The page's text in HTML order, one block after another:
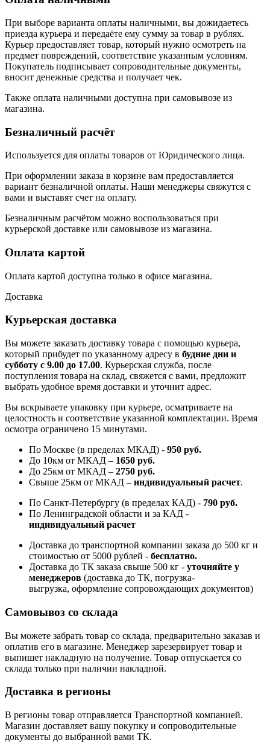
При выборе варианта оплаты наличными, вы дожидаетесь
приезда курьера и передаёте ему сумму за товар в рублях.
Курьер предоставляет товар, который нужно осмотреть на
предмет повреждений, соответствие указанным условиям.
Покупатель подписывает сопроводительные документы,
вносит денежные средства и получает чек.
Также оплата наличными доступна при самовывозе из
магазина.
Безналичный расчёт
Используется для оплаты товаров от Юридического лица.
При оформлении заказа в корзине вам предоставляется
вариант безналичной оплаты. Наши менеджеры свяжутся с
вами и выставят счет на оплату.
Безналичным расчётом можно воспользоваться при
курьерской доставке или самовывозе из магазина.
Оплата картой
Оплата картой доступна только в офисе магазина.
Доставка
Курьерская доставка
Вы можете заказать доставку товара с помощью курьера,
который прибудет по указанному адресу в будние дни и
субботу с 9.00 до 17.00. Курьерская служба, после
поступления товара на склад, свяжется с вами, предложит
выбрать удобное время доставки и уточнит адрес.
Вы вскрываете упаковку при курьере, осматриваете на
целостность и соответствие указанной комплектации. Время
осмотра ограничено 15 минутами.
По Москве (в пределах МКАД) - 950 руб.
До 10км от МКАД – 1650 руб.
До 25км от МКАД – 2750 руб.
Свыше 25км от МКАД – индивидуальный расчет.
По Санкт-Петербургу (в пределах КАД) - 790 руб.
По Ленинградской области и за КАД -
индивидуальный расчет
Доставка до транспортной компании заказа до 500 кг и
стоимостью от 5000 рублей - бесплатно.
Доставка до ТК заказа свыше 500 кг - уточняйте у
менеджеров (доставка до ТК, погрузка-
выгрузка, оформление сопровождающих документов)
Самовывоз со склада
Вы можете забрать товар со склада, предварительно заказав и
оплатив его в магазине. Менеджер зарезервирует товар и
выпишет накладную на получение. Товар отпускается со
склада только при наличии накладной.
Доставка в регионы
В регионы товар отправляется Транспортной компанией.
Магазин доставляет вашу покупку и сопроводительные
документы до выбранной вами ТК.